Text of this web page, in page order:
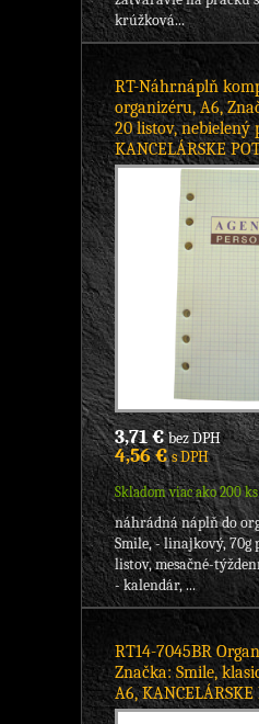
krúžková...
RT-Náhr.náplň
organizéru, A6,
20 listov, nebielený
KANCELÁRSKE
3,71 €bez DPH
4,56 €s DPH
Skladom viac ako 200 ks
náhrádná náplň do
Smile, - linajkový, 70g
listov, mesačné-
- kalendár, ...
RT14-7045BR
Značka: Smile,
A6, KANCELÁRSKE